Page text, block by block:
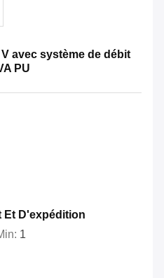
avec système de débit
PU
Et D'expédition
1